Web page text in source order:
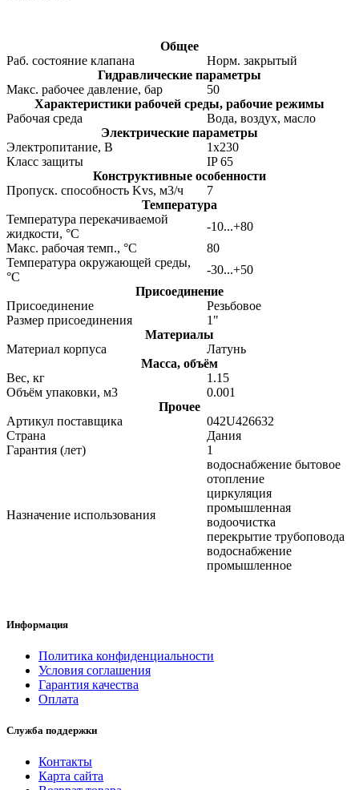
Общее
Раб. состояние клапана
Норм. закрытый
Гидравлические параметры
Макс. рабочее давление, бар
50
Xарактеристики рабочей среды, рабочие режимы
Рабочая среда
Вода, воздух, масло
Электрические параметры
Электропитание, В
1х230
Класс защиты
IP 65
Конструктивные особенности
Пропуск. способность Kvs, м3/ч
7
Температура
Температура перекачиваемой
жидкости, °С
-10...+80
Макс. рабочая темп., °С
80
Температура окружающей среды,
°С
-30...+50
Присоединение
Присоединение
Резьбовое
Размер присоединения
1"
Материалы
Материал корпуса
Латунь
Масса, объём
Вес, кг
1.15
Объём упаковки, м3
0.001
Прочее
Артикул поставщика
042U426632
Страна
Дания
Гарантия (лет)
1
Назначение использования
водоснабжение бытовое
отопление
циркуляция
промышленная
водоочистка
перекрытие трубоповода
водоснабжение
промышленное
Информация
Политика конфиденциальности
Условия соглашения
Гарантия качества
Оплата
Служба поддержки
Контакты
Карта сайта